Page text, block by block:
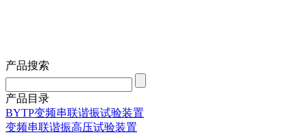
产品搜索
产品目录
BYTP变频串联谐振试验装置
变频串联谐振高压试验装置